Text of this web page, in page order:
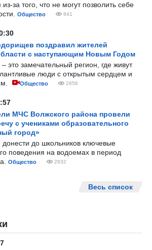
за того, что не могут позволить себе
Общество 841
поздравил жителей
с наступающим Новым Годом
это замечательный регион, где живут
люди с открытым сердцем и
Общество 2656
МЧС Волжского района провели
с учениками образовательного
город»
до школьников ключевые
поведения на водоемах в период
Общество 2832
Весь список